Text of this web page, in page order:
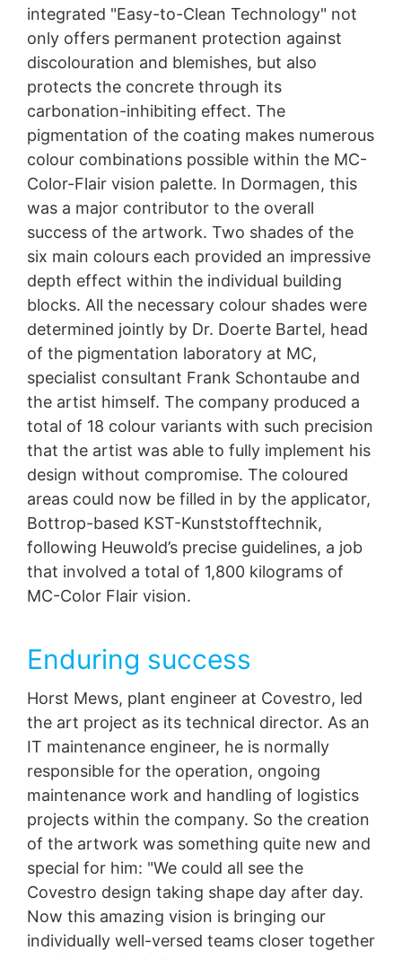
integrated "Easy-to-Clean Technology" not
only offers permanent protection against
discolouration and blemishes, but also
protects the concrete through its
carbonation-inhibiting effect. The
pigmentation of the coating makes numerous
colour combinations possible within the MC-
Color-Flair vision palette. In Dormagen, this
was a major contributor to the overall
success of the artwork. Two shades of the
six main colours each provided an impressive
depth effect within the individual building
blocks. All the necessary colour shades were
determined jointly by Dr. Doerte Bartel, head
of the pigmentation laboratory at MC,
specialist consultant Frank Schontaube and
the artist himself. The company produced a
total of 18 colour variants with such precision
that the artist was able to fully implement his
design without compromise. The coloured
areas could now be filled in by the applicator,
Bottrop-based KST-Kunststofftechnik,
following Heuwold’s precise guidelines, a job
that involved a total of 1,800 kilograms of
MC-Color Flair vision.
Enduring success
Horst Mews, plant engineer at Covestro, led
the art project as its technical director. As an
IT maintenance engineer, he is normally
responsible for the operation, ongoing
maintenance work and handling of logistics
projects within the company. So the creation
of the artwork was something quite new and
special for him: "We could all see the
Covestro design taking shape day after day.
Now this amazing vision is bringing our
individually well-versed teams closer together